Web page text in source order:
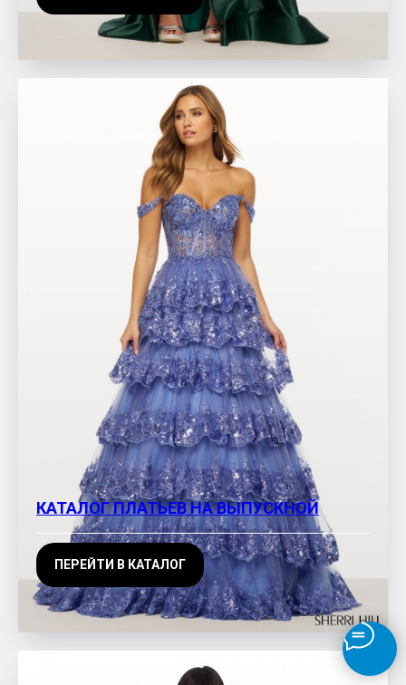
КАТАЛОГ ПЛАТЬЕВ НА ВЫПУСКНОЙ
ПЕРЕЙТИ В КАТАЛОГ